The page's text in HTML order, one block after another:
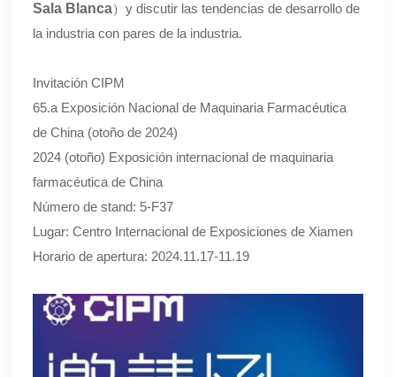
Sala Blanca）y discutir las tendencias de desarrollo de
la industria con pares de la industria.
Invitación CIPM
65.a Exposición Nacional de Maquinaria Farmacéutica
de China (otoño de 2024)
2024 (otoño) Exposición internacional de maquinaria
farmacéutica de China
Número de stand: 5-F37
Lugar: Centro Internacional de Exposiciones de Xiamen
Horario de apertura: 2024.11.17-11.19